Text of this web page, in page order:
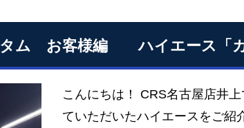
ム お客様編 ハイエース「カ
こんにちは！ CRS名古屋店井
ていただいたハイエースをご紹